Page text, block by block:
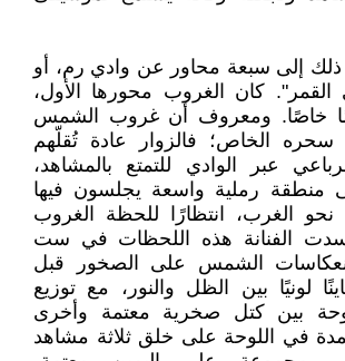
ذلك إلى سبعة محاور عن وادي رم، أو
كان الغروب محورها الأول،
خاصًا. ومعروف أن غروب الشمس
الخاص؛ فالزوار عادة تُقلّهم
عبر الوادي للتمتع بالمشاهد،
منطقة رملية واسعة يجلسون فيها
الغرب، انتظارًا للحظة الغروب
الفنانة هذه اللحظات في ست
الشمس على الصخور قبل
لونيًا بين الظل والنور، مع توزيع
بين كتل صخرية معتمة وأخرى
في اللوحة على خلق ثلاثة مشاهد